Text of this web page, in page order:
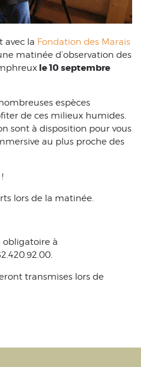
avec la Fondation des Marais
matinée d’observation des
le 10 septembre
espèces
de ces milieux humides.
sont à disposition pour vous
au plus proche des
lors de la matinée.
obligatoire à
transmises lors de